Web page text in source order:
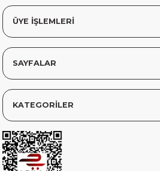
Sinem YILMAZ | 06/11/2025
ÜYE İŞLEMLERİ
SAYFALAR
KATEGORİLER